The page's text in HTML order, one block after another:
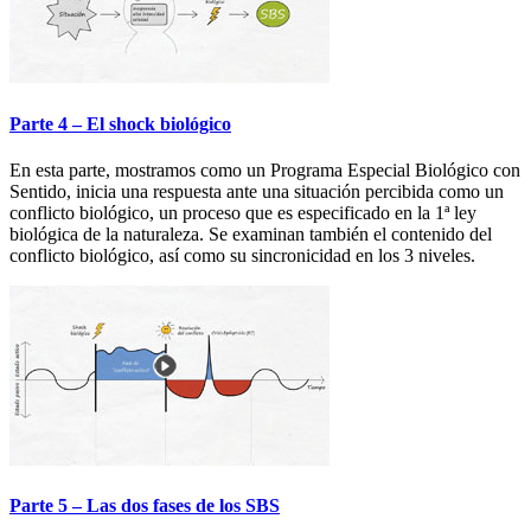
Parte 4 – El shock biológico
En esta parte, mostramos como un Programa Especial Biológico con
Sentido, inicia una respuesta ante una situación percibida como un
conflicto biológico, un proceso que es especificado en la 1ª ley
biológica de la naturaleza. Se examinan también el contenido del
conflicto biológico, así como su sincronicidad en los 3 niveles.
Parte 5 – Las dos fases de los SBS